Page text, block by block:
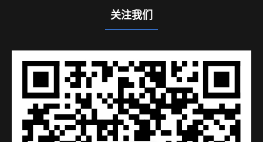
关注我们